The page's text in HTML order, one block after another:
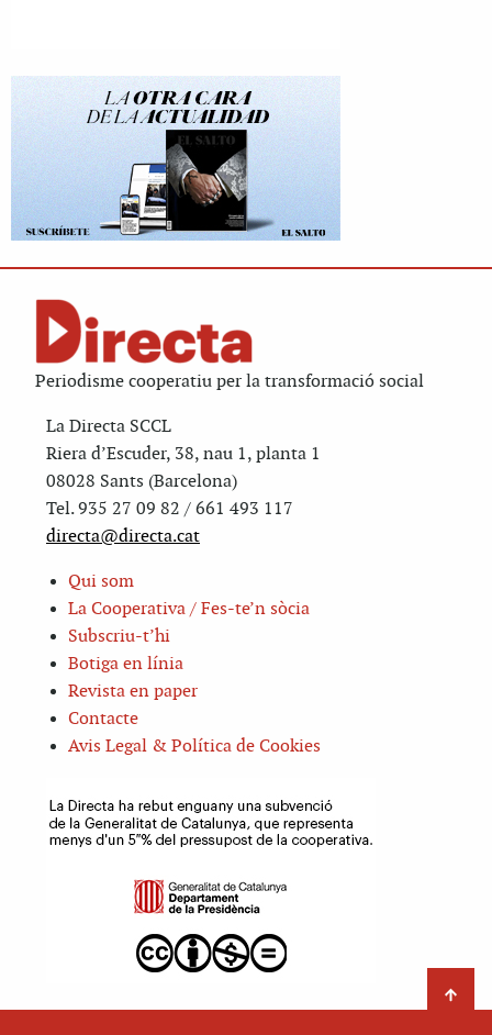
Periodisme cooperatiu per la transformació social
La Directa SCCL
Riera d’Escuder, 38, nau 1, planta 1
08028 Sants (Barcelona)
Tel. 935 27 09 82 / 661 493 117
directa@directa.cat
Qui som
La Cooperativa / Fes-te’n sòcia
Subscriu-t’hi
Botiga en línia
Revista en paper
Contacte
Avis Legal & Política de Cookies